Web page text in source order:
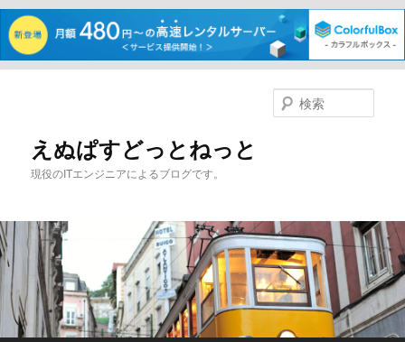
へ
移
動
えぬぱすどっとねっと
現役のITエンジニアによるブログです。
索